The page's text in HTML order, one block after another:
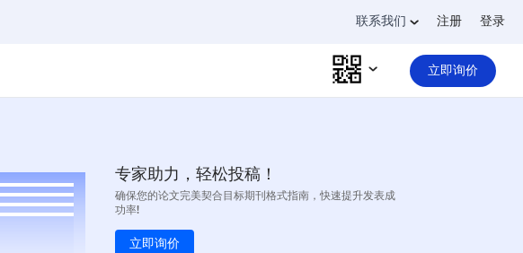
联系我们 注册 登录
立即询价
专家助力，轻松投稿！
确保您的论文完美契合目标期刊格式指南，快速提升发表成
功率!
立即询价